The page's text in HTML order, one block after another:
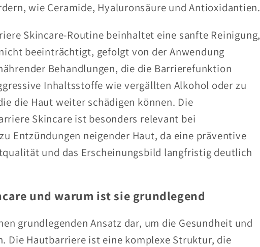
wie Ceramide, Hyaluronsäure und Antioxidantien.
Skincare-Routine beinhaltet eine sanfte Reinigung,
beeinträchtigt, gefolgt von der Anwendung
Behandlungen, die die Barrierefunktion
Inhaltsstoffe wie vergällten Alkohol oder zu
die Haut weiter schädigen können. Die
Skincare ist besonders relevant bei
Entzündungen neigender Haut, da eine präventive
und das Erscheinungsbild langfristig deutlich
und warum ist sie grundlegend
grundlegenden Ansatz dar, um die Gesundheit und
Die Hautbarriere ist eine komplexe Struktur, die